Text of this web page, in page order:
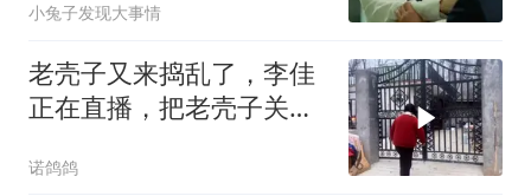
小兔子发现大事情
老壳子又来捣乱了，李佳
正在直播，把老壳子关在
诺鸽鸽